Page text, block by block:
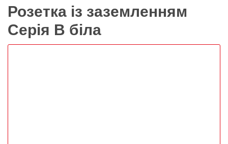
Розетка із заземленням
Серія В біла